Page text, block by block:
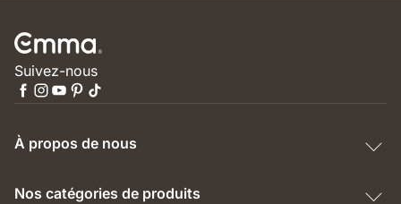
Suivez-nous
À propos de nous
Nos catégories de produits